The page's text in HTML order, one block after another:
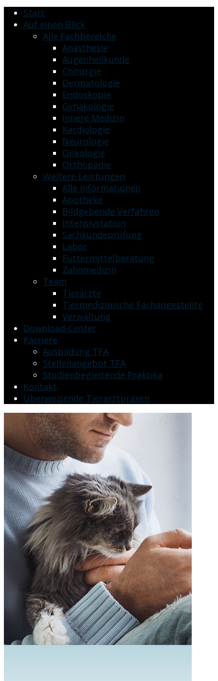
Start
Auf einen Blick
Alle Fachbereiche
Anästhesie
Augenheilkunde
Chirurgie
Dermatologie
Endoskopie
Gynäkologie
Innere Medizin
Kardiologie
Neurologie
Onkologie
Orthopädie
Weitere Leistungen
Alle Informationen
Apotheke
Bildgebende Verfahren
Intensivstation
Sachkundeprüfung
Labor
Futtermittelberatung
Zahnmedizin
Team
Tierärzte
Tiermedizinische Fachangestellte
Verwaltung
Download-Center
Karriere
Ausbildung TFA
Stellenangebot TFA
Studienbegleitende Praktika
Kontakt
Überweisende Tierarztpraxen